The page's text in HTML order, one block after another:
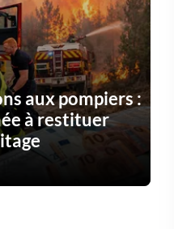
aux pompiers :
à restituer